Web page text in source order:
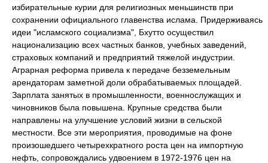
избирательные курии для религиозных меньшинств при
сохранении официального главенства ислама. Придерживаясь
идеи "исламского социализма", Бхутто осуществил
национализацию всех частных банков, учебных заведений,
страховых компаний и предприятий тяжелой индустрии.
Аграрная реформа привела к передаче безземельным
арендаторам заметной доли обрабатываемых площадей.
Зарплата занятых в промышленности, военнослужащих и
чиновников была повышена. Крупные средства были
направлены на улучшение условий жизни в сельской
местности. Все эти мероприятия, проводимые на фоне
произошедшего четырехкратного роста цен на импортную
нефть, сопровождались удвоением в 1972-1976 цен на